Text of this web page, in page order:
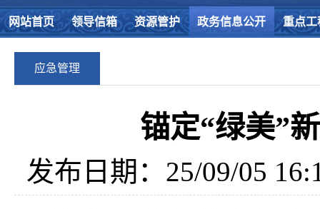
网站首页 领导信箱 资源管护 政务信息公开 重点工
应急管理
锚定“绿美”
发布日期：25/09/05